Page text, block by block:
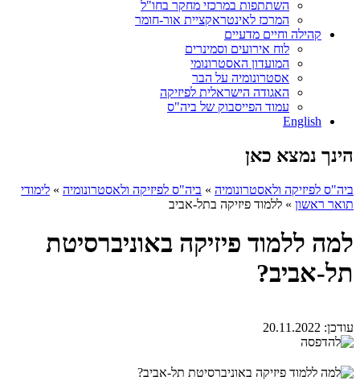
השתתפות במרכזי מחקר בחו"ל
המרכז לאינטראקציית אור-חומר
קהילה וחיים מדעיים
לוח אירועים וסמינרים
המועדון האסטרונומי
אסטרונומיה על הבר
האגודה הישראלית לפיזיקה
עמוד הפייסבוק של ביה"ס
English
הינך נמצא כאן
ביה"ס לפיזיקה ולאסטרונומיה » ביה"ס לפיזיקה ולאסטרונומיה » לימודי
תואר ראשון » ללמוד פיזיקה בתל-אביב
למה ללמוד פיזיקה באוניברסיטת
תל-אביב?
עודכן: 20.11.2022